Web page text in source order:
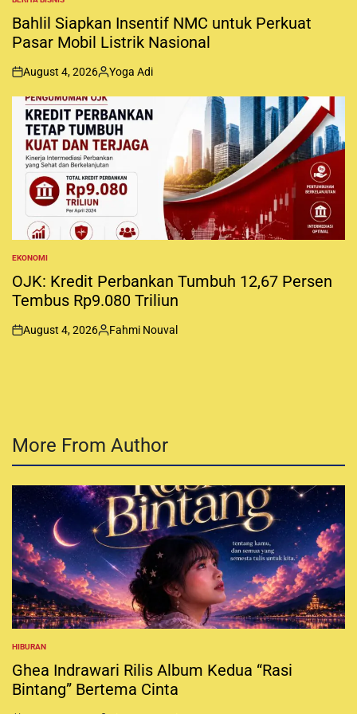
P
O
S
T
I
Bahlil Siapkan Insentif NMC untuk Perkuat
Pasar Mobil Listrik Nasional
o
n
August 4, 2026
P
o
s
t
e
d
b
y
Yoga Adi
P
O
S
T
I
EKONOMI
OJK: Kredit Perbankan Tumbuh 12,67 Persen
Tembus Rp9.080 Triliun
o
August 4, 2026
P
y
Fahmi Nouval
More From Author
P
O
S
T
HIBURAN
Ghea Indrawari Rilis Album Kedua “Rasi
Bintang” Bertema Cinta